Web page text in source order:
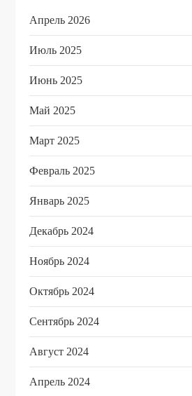
Апрель 2026
Июль 2025
Июнь 2025
Май 2025
Март 2025
Февраль 2025
Январь 2025
Декабрь 2024
Ноябрь 2024
Октябрь 2024
Сентябрь 2024
Август 2024
Апрель 2024